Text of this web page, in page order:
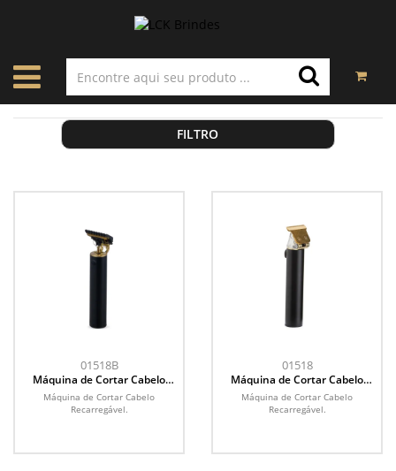
FILTRO
01518B
Máquina de Cortar Cabelo
Recarregável
Máquina de Cortar Cabelo
Recarregável.
01518
Máquina de Cortar Cabelo
Recarregável
Máquina de Cortar Cabelo
Recarregável.